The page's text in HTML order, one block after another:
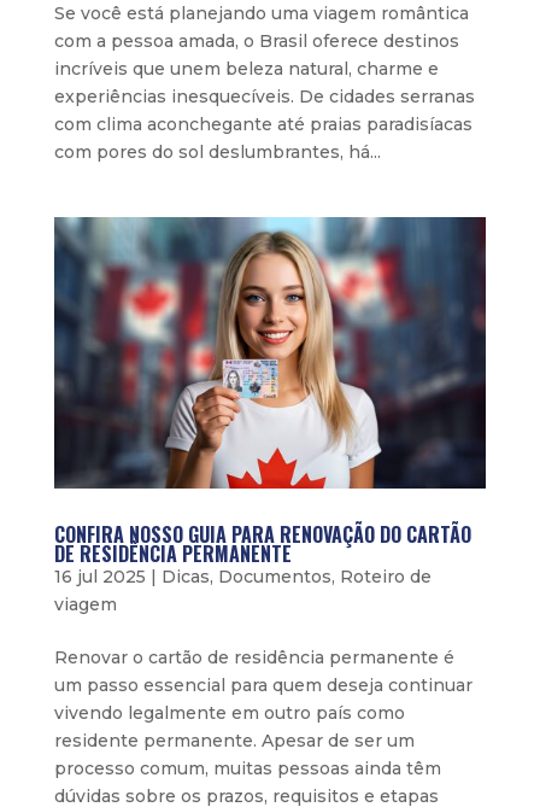
Se você está planejando uma viagem romântica
com a pessoa amada, o Brasil oferece destinos
incríveis que unem beleza natural, charme e
experiências inesquecíveis. De cidades serranas
com clima aconchegante até praias paradisíacas
com pores do sol deslumbrantes, há...
CONFIRA NOSSO GUIA PARA RENOVAÇÃO DO CARTÃO
DE RESIDÊNCIA PERMANENTE
16 jul 2025 Dicas, Documentos, Roteiro de
viagem
Renovar o cartão de residência permanente é
um passo essencial para quem deseja continuar
vivendo legalmente em outro país como
residente permanente. Apesar de ser um
processo comum, muitas pessoas ainda têm
dúvidas sobre os prazos, requisitos e etapas